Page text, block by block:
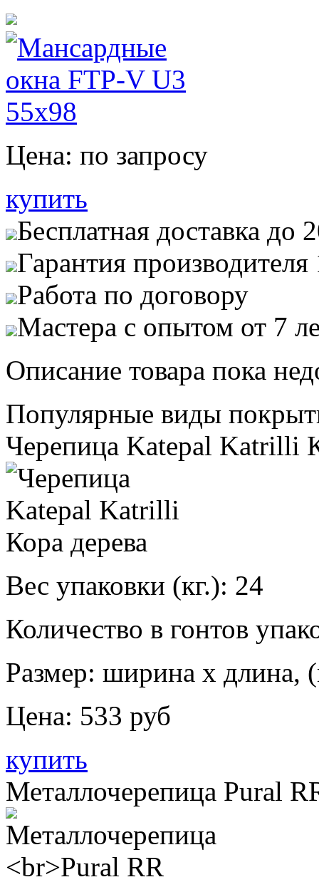
Цена: по запросу
купить
Бесплатная доставка до
Гарантия производителя
Работа по договору
Мастера с опытом от 7
Описание товара пока
Популярные виды
Черепица Katepal Katrilli
Вес упаковки (кг.): 24
Количество в гонтов
Размер: ширина х длина,
Цена: 533 руб
купить
Металлочерепица Pural